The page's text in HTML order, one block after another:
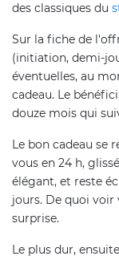
des classiques du
Sur la fiche de
(initiation, demi-
éventuelles, au
cadeau. Le
douze mois qui
Le bon cadeau se
vous en 24 h,
élégant, et reste
jours. De quoi voir
surprise.
Le plus dur,